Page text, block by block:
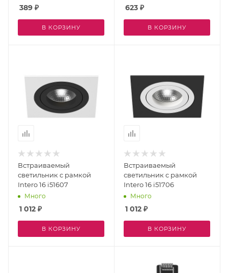
389 ₽
В КОРЗИНУ
623 ₽
В КОРЗИНУ
Встраиваемый
светильник с рамкой
Intero 16 i51607
Много
1 012 ₽
В КОРЗИНУ
Встраиваемый
светильник с рамкой
Intero 16 i51706
Много
1 012 ₽
В КОРЗИНУ